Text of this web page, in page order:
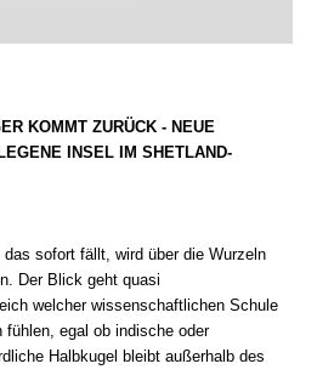
spielen: Mit
intelligenter und
KOMMT ZURÜCK - NEUE
INSEL IM SHETLAND-
sofort fällt, wird über die Wurzeln
Der Blick geht quasi
welcher wissenschaftlichen Schule
egal ob indische oder
Halbkugel bleibt außerhalb des